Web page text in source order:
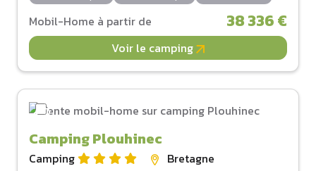
Mobil-Home à partir de 38 336 €
Voir le camping
Camping Plouhinec
Camping
Bretagne